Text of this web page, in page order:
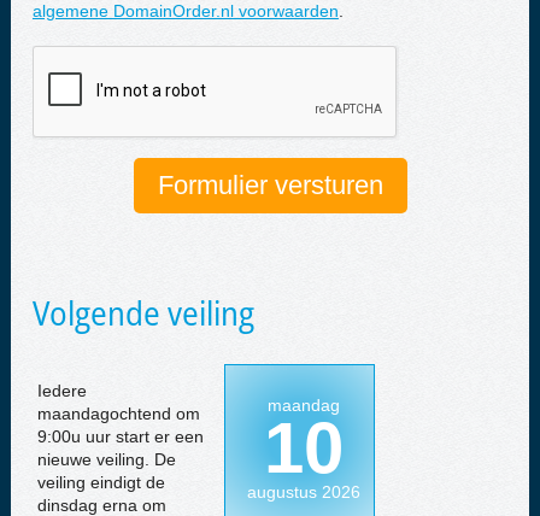
algemene DomainOrder.nl voorwaarden
Volgende veiling
Iedere
maandagochtend om
9:00u uur start er een
nieuwe veiling. De
veiling eindigt de
dinsdag erna om
maandag
10
augustus 2026